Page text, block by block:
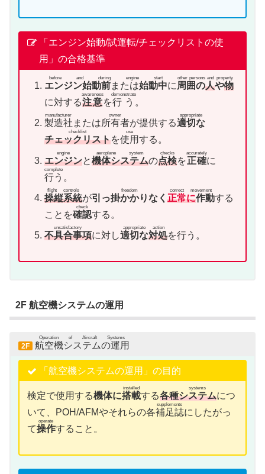
「エンジン始動/試運転/チェックリストの使
用」の合格基準
エンジン始動前または始動中
before and during engine start
に 周囲の人や物
other persons and property
に対する注意
awareness
を行う
demonstrate
。
製造社
manufacturer
または所有者
owner
が提供する適切な
appropriate
チェックリスト
checklist
を使用
use
する。
エンジン
engine
と機体システム
aeroplane system
の点検
checks
を正確
accurately
に
行う
complete
。
操縦系統
flight controls
が引っ掛かかりなく
freedom
正常に作動
correct movement
する
ことを確認
check
する。
不具合事項
unsatisfactory
に対し適切な対処
appropriate action
を行う。
2F 航空機システムの運用
2F 航空機システムの運用
Operation of Aircraft Systems
「航空機システムの運用」の目的
検定で使用する機体に搭載
installed
する各種システム
systems
につ
いて、POH/AFMやそれらの各補足誌
supplements
にしたがっ
て操作
operate
すること。